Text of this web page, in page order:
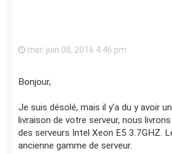
mer. juin 08, 2016 4:46 pm
Bonjour,
Je suis désolé, mais il y'a du y avoir
livraison de votre serveur, nous
des serveurs Intel Xeon E5 3.7GHZ.
ancienne gamme de serveur.